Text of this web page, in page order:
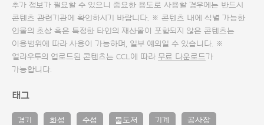
추가 정보가 필요할 수 있으니 중요한 용도로 사용할 경우에는 반드시
콘텐츠 관련기관에 확인하시기 바랍니다. ※ 콘텐츠 내에 식별 가능한
인물의 초상 혹은 특정한 타인의 재산물이 포함되지 않은 콘텐츠는
이용범위에 따라 사용이 가능하며, 일부 예외일 수 있습니다. ※
얼라우투의 업로드된 콘텐츠는 CCL에 따라 무료 다운로드가
가능합니다.
태그
경기 화성 수섬 불도저 기계 공사장